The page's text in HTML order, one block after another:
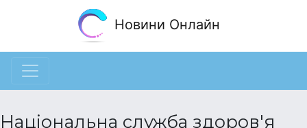
Новини Онлайн
Національна служба здоров'я